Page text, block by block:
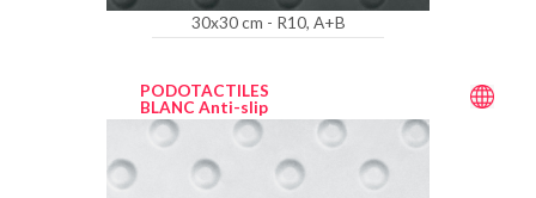
30x30 cm - R10, A+B
PODOTACTILES
BLANC Anti-slip